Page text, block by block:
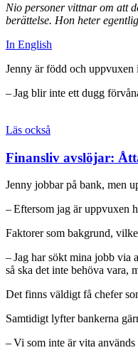
Nio personer vittnar om att
berättelse. Hon heter
In English
Jenny är född och
– Jag blir inte ett dugg
Läs också
Finansliv avslöjar:
Jenny jobbar på bank, men
– Eftersom jag är upp­vuxen
Faktorer som bakgrund,
– Jag har sökt mina jobb via
så ska det inte behöva vara,
Det finns väldigt få chefer
Samtidigt lyfter bankerna
– Vi som inte är vita